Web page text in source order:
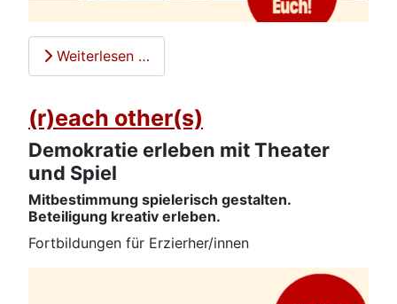
Weiterlesen …
(r)each other(s)
Demokratie erleben mit Theater
und Spiel
Mitbestimmung spielerisch gestalten.
Beteiligung kreativ erleben.
Fortbildungen für Erzierher/innen